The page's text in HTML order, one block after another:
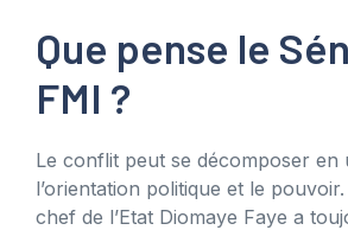
Que pense le
FMI ?
Le conflit peut se décomposer en
l’orientation politique et le
chef de l’Etat Diomaye Faye a